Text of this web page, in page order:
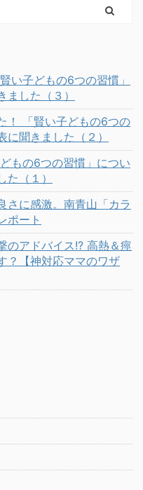
い子どもの6つの習慣」
した（３）
！ 「賢い子どもの6つの
聞きました（２）
もの6つの習慣」につい
（１）
さに感激。南青山「カラ
ポート
のアドバイス!? 高熱＆痙
？【神対応ママのワザ